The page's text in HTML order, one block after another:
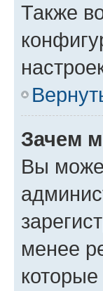
Также
Зачем
Вы
менее